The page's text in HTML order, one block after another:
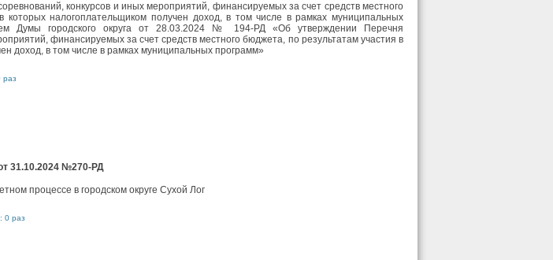
конкурсов и иных мероприятий, финансируемых за счет средств местного
которых налогоплательщиком получен доход, в том числе в рамках муниципальных
Думы городского округа от 28.03.2024 № 194-РД «Об утверждении Перечня
финансируемых за счет средств местного бюджета, по результатам участия в
доход, в том числе в рамках муниципальных программ»
раз
31.10.2024 №270-РД
процессе в городском округе Сухой Лог
0 раз